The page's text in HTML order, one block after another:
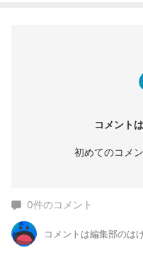
コメント
初めてのコメ
0件のコメント